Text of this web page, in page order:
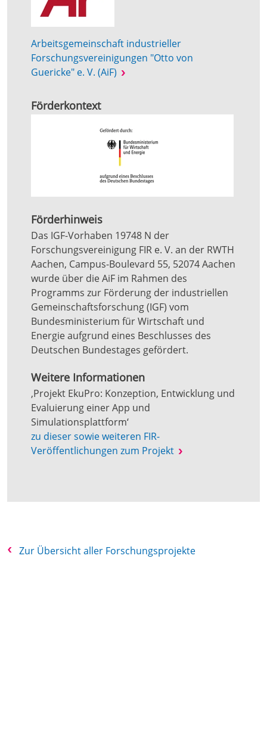
Arbeitsgemeinschaft industrieller
Forschungsvereinigungen "Otto von
Guericke" e. V. (AiF)
Förderkontext
Förderhinweis
Das IGF-Vorhaben 19748 N der
Forschungsvereinigung FIR e. V. an der RWTH
Aachen, Campus-Boulevard 55, 52074 Aachen
wurde über die AiF im Rahmen des
Programms zur Förderung der industriellen
Gemeinschaftsforschung (IGF) vom
Bundesministerium für Wirtschaft und
Energie aufgrund eines Beschlusses des
Deutschen Bundestages gefördert.
Weitere Informationen
‚Projekt EkuPro: Konzeption, Entwicklung und
Evaluierung einer App und
Simulationsplattform‘
zu dieser sowie weiteren FIR-
Veröffentlichungen zum Projekt
Zur Übersicht aller Forschungsprojekte